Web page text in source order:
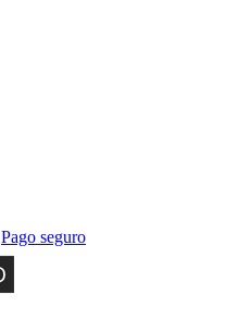
Pago seguro